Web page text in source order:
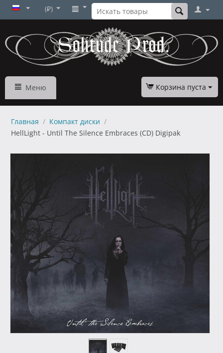
(₽)
Меню Корзина пуста
Главная / Компакт диски /
HellLight - Until The Silence Embraces (CD) Digipak